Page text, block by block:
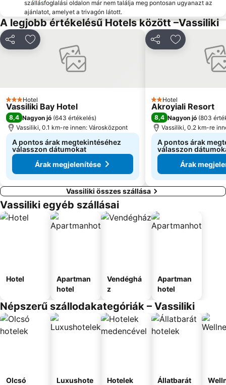
szállásfoglalási oldalon már nem találja meg pontosan ugyanazt az
ajánlatot, amelyet a trivagón látott.
A legjobb értékelésű Hotels között –Vassiliki
MegosztásHozzáadás a kedvencekhez
3 Kategória
Hotel
Vassiliki Bay Hotel
8,4 Nagyon jó (643 értékelés)
Vassiliki, 0.1 km-re innen: Városközpont
A pontos árak megtekintéséhez
válasszon dátumokat
Árak megjelenítése
MegosztásHozzáadás
2 Kategória
Hotel
Akroyiali Resort
8,4 Nagyon jó (803
Vassiliki, 0.2 km-re
A pontos árak
válasszon
Árak
Vassiliki összes szállása
Vassiliki egyéb szállásai
Hotel
Apartman
hotel
Vendéghá
z
Apartman
hotel
Népszerű szállodakategóriák – Vassiliki
Olcsó
Luxushote
Hotelek
Állatbarát